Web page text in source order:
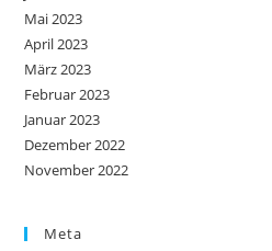
Mai 2023
April 2023
März 2023
Februar 2023
Januar 2023
Dezember 2022
November 2022
Meta